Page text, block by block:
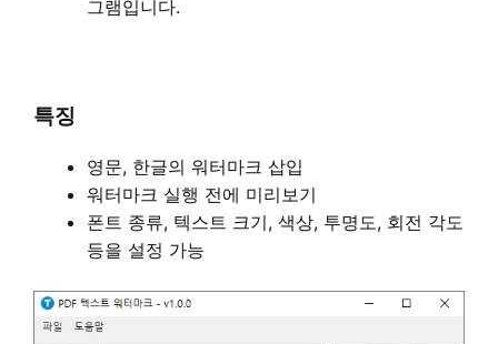
그램입니다.
특징
영문, 한글의 워터마크 삽입
워터마크 실행 전에 미리보기
폰트 종류, 텍스트 크기, 색상, 투명도, 회전 각도
등을 설정 가능